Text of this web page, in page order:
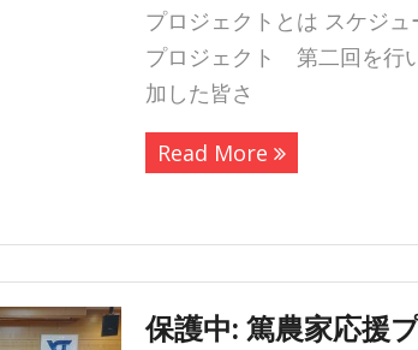
プロジェクトとは スケジ
プロジェクト 第二回を行
加した皆さ
Read More
保護中: 篤農家応